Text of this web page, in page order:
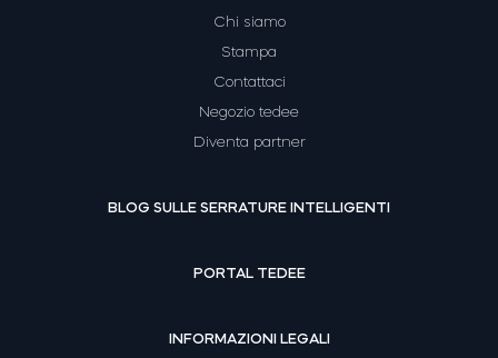
Chi siamo
Stampa
Contattaci
Negozio tedee
Diventa partner
BLOG SULLE SERRATURE INTELLIGENTI
PORTAL TEDEE
INFORMAZIONI LEGALI